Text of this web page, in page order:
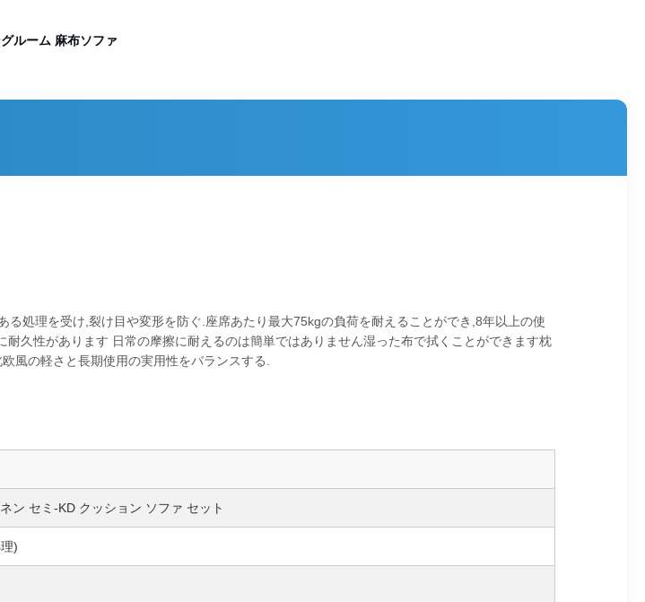
ルーム 麻布ソファ
処理を受け,裂け目や変形を防ぐ.座席あたり最大75kgの負荷を耐えることができ,8年以上の使
久性があります 日常の摩擦に耐えるのは簡単ではありません湿った布で拭くことができます枕
風の軽さと長期使用の実用性をバランスする.
ン セミ-KD クッション ソファ セット
)